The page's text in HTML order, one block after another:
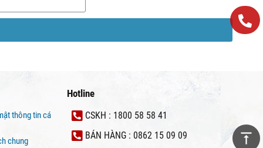
thông tin cá
chung
Hotline
CSKH : 1800 58 58 41
BÁN HÀNG : 0862 15 09 09